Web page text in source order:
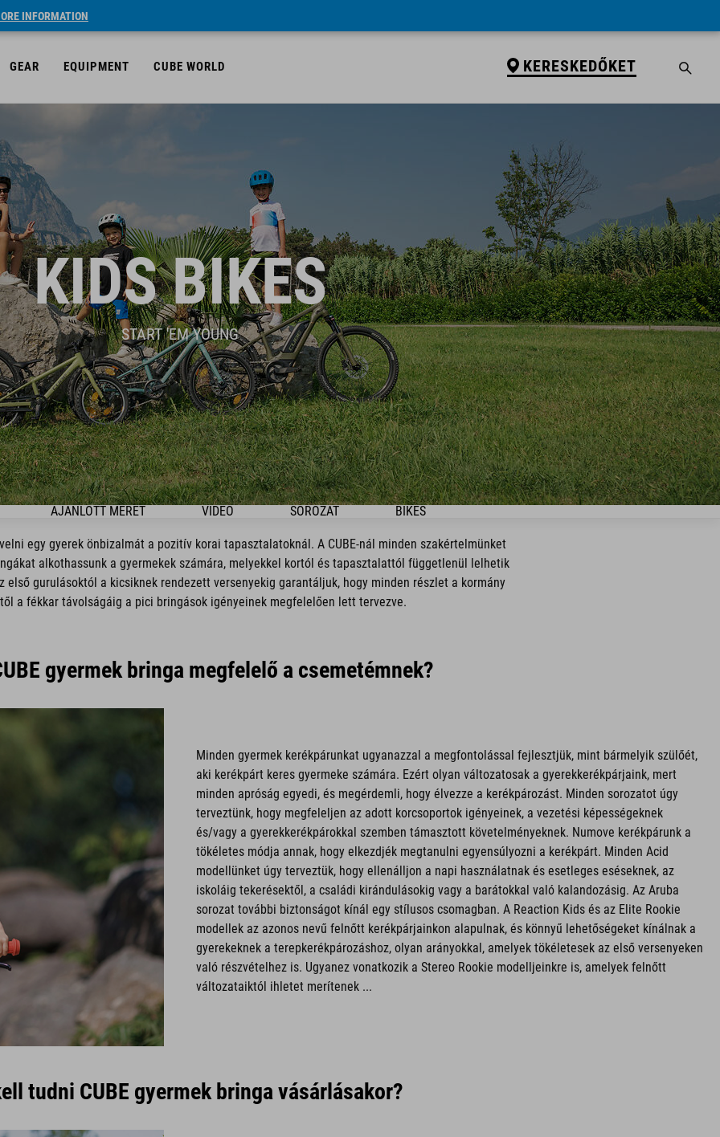
INFORMATION
GEAR EQUIPMENT CUBE WORLD KERESKEDŐKET
KIDS BIKES
START 'EM YOUNG
AJÁNLOTT MÉRET VIDEO SOROZAT BIKES
egy gyerek önbizalmát a pozitív korai tapasztalatoknál. A CUBE-nál minden szakértelmünket
alkothassunk a gyermekek számára, melyekkel kortól és tapasztalattól függetlenül lelhetik
első gurulásoktól a kicsiknek rendezett versenyekig garantáljuk, hogy minden részlet a kormány
a fékkar távolságáig a pici bringások igényeinek megfelelően lett tervezve.
gyermek bringa megfelelő a csemetémnek?
Minden gyermek kerékpárunkat ugyanazzal a megfontolással fejlesztjük, mint bármelyik szülőét,
aki kerékpárt keres gyermeke számára. Ezért olyan változatosak a gyerekkerékpárjaink, mert
minden apróság egyedi, és megérdemli, hogy élvezze a kerékpározást. Minden sorozatot úgy
terveztünk, hogy megfeleljen az adott korcsoportok igényeinek, a vezetési képességeknek
és/vagy a gyerekkerékpárokkal szemben támasztott követelményeknek. Numove kerékpárunk a
tökéletes módja annak, hogy elkezdjék megtanulni egyensúlyozni a kerékpárt. Minden Acid
modellünket úgy terveztük, hogy ellenálljon a napi használatnak és esetleges eséseknek, az
iskoláig tekerésektől, a családi kirándulásokig vagy a barátokkal való kalandozásig. Az Aruba
sorozat további biztonságot kínál egy stílusos csomagban. A Reaction Kids és az Elite Rookie
modellek az azonos nevű felnőtt kerékpárjainkon alapulnak, és könnyű lehetőségeket kínálnak a
gyerekeknek a terepkerékpározáshoz, olyan arányokkal, amelyek tökéletesek az első versenyeken
való részvételhez is. Ugyanez vonatkozik a Stereo Rookie modelljeinkre is, amelyek felnőtt
változataiktól ihletet merítenek ...
tudni CUBE gyermek bringa vásárlásakor?